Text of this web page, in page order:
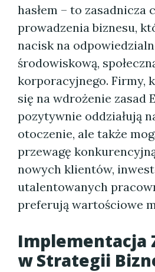
hasłem – to zasadnicza
prowadzenia biznesu,
nacisk na
środowiskową,
korporacyjnego. Firmy,
się na wdrożenie zasad
pozytywnie oddziałują
otoczenie, ale także
przewagę
nowych klientów,
utalentowanych
preferują wartościowe
Implementacja
w Strategii